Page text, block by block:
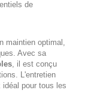
de
maintien optimal,
Avec sa
, il est conçu
L'entretien
pour tous les